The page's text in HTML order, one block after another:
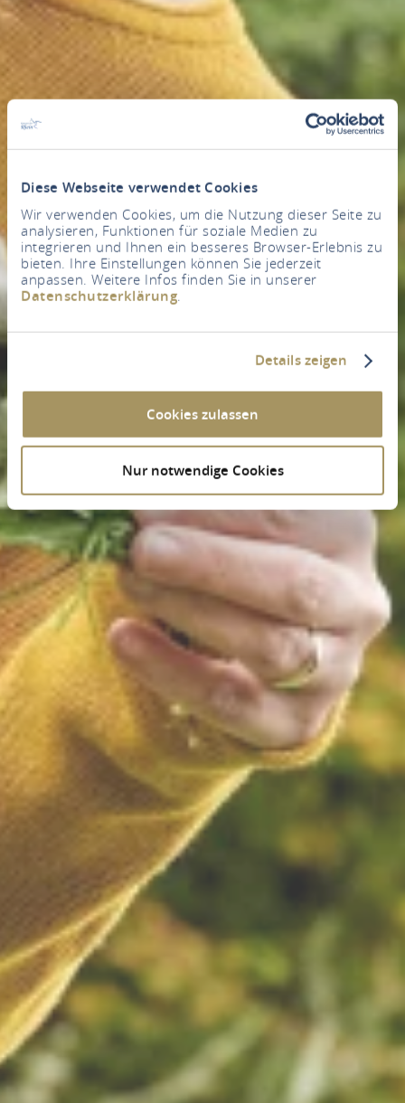
Diese Webseite verwendet Cookies
Wir verwenden Cookies, um die Nutzung dieser Seite zu
analysieren, Funktionen für soziale Medien zu
integrieren und Ihnen ein besseres Browser-Erlebnis zu
bieten. Ihre Einstellungen können Sie jederzeit
anpassen. Weitere Infos finden Sie in unserer
Datenschutzerklärung.
Details zeigen
Cookies zulassen
Nur notwendige Cookies